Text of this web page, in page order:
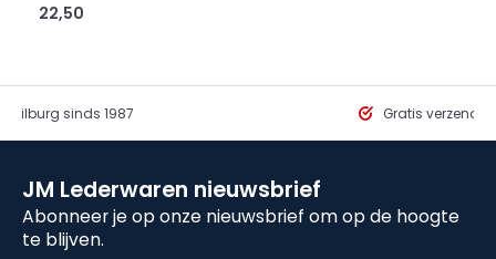
22,50
Tilburg sinds 1987 Gratis
JM Lederwaren nieuwsbrief
Abonneer je op onze nieuwsbrief om op de hoogte
te blijven.